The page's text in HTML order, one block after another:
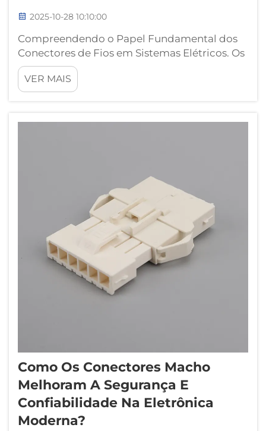
2025-10-28 10:10:00
Compreendendo o Papel Fundamental dos
Conectores de Fios em Sistemas Elétricos. Os
conectores de fios servem como blocos
essenciais de construção de qualquer
sistema elétrico, seja em eletrodomésticos
componentes aparentemente simples
VER MAIS
Como Os Conectores Macho
Melhoram A Segurança E
Confiabilidade Na Eletrônica
Moderna?